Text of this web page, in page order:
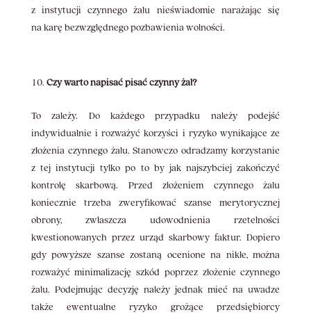
z instytucji czynnego żalu nieświadomie narażając się
na karę bezwzględnego pozbawienia wolności.
Czy warto napisać pisać czynny żal?
To zależy. Do każdego przypadku należy podejść
indywidualnie i rozważyć korzyści i ryzyko wynikające ze
złożenia czynnego żalu. Stanowczo odradzamy korzystanie
z tej instytucji tylko po to by jak najszybciej zakończyć
kontrolę skarbową. Przed złożeniem czynnego żalu
koniecznie trzeba zweryfikować szanse merytorycznej
obrony, zwłaszcza udowodnienia rzetelności
kwestionowanych przez urząd skarbowy faktur. Dopiero
gdy powyższe szanse zostaną ocenione na nikłe, można
rozważyć minimalizację szkód poprzez złożenie czynnego
żalu. Podejmując decyzję należy jednak mieć na uwadze
także ewentualne ryzyko grożące przedsiębiorcy